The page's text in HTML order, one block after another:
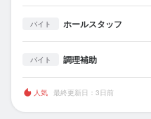
バイト ホールスタッフ
バイト 調理補助
人気 最終更新日：3日前